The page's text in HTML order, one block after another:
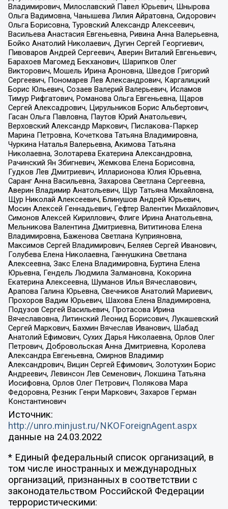
Владимирович, Милославский Павел Юрьевич, Шнырова
Ольга Вадимовна, Чанышева Лилия Айратовна, Сидорович
Ольга Борисовна, Туровский Александр Алексеевич,
Васильева Анастасия Евгеньевна, Ривина Анна Валерьевна,
Бойко Анатолий Николаевич, Дугин Сергей Георгиевич,
Пивоваров Андрей Сергеевич, Аверин Виталий Евгеньевич,
Барахоев Магомед Бекханович, Шарипков Олег
Викторович, Мошель Ирина Ароновна, Шведов Григорий
Сергеевич, Пономарев Лев Александрович, Каргалицкий
Борис Юльевич, Созаев Валерий Валерьевич, Исламов
Тимур Рифгатович, Романова Ольга Евгеньевна, Щаров
Сергей Алексадрович, Цирульников Борис Альбертович,
Гасан Ольга Павловна, Паутов Юрий Анатольевич,
Верховский Александр Маркович, Пислакова-Паркер
Марина Петровна, Кочеткова Татьяна Владимировна,
Чуркина Наталья Валерьевна, Акимова Татьяна
Николаевна, Золотарева Екатерина Александровна,
Рачинский Ян Збигневич, Жемкова Елена Борисовна,
Гудков Лев Дмитриевич, Илларионова Юлия Юрьевна,
Саранг Анна Васильевна, Захарова Светлана Сергеевна,
Аверин Владимир Анатольевич, Щур Татьяна Михайловна,
Щур Николай Алексеевич, Блинушов Андрей Юрьевич,
Мосин Алексей Геннадьевич, Гефтер Валентин Михайлович,
Симонов Алексей Кириллович, Флиге Ирина Анатольевна,
Мельникова Валентина Дмитриевна, Вититинова Елена
Владимировна, Баженова Светлана Куприяновна,
Максимов Сергей Владимирович, Беляев Сергей Иванович,
Голубева Елена Николаевна, Ганнушкина Светлана
Алексеевна, Закс Елена Владимировна, Буртина Елена
Юрьевна, Гендель Людмила Залмановна, Кокорина
Екатерина Алексеевна, Шуманов Илья Вячеславович,
Арапова Галина Юрьевна, Свечников Анатолий Мариевич,
Прохоров Вадим Юрьевич, Шахова Елена Владимировна,
Подузов Сергей Васильевич, Протасова Ирина
Вячеславовна, Литинский Леонид Борисович, Лукашевский
Сергей Маркович, Бахмин Вячеслав Иванович, Шабад
Анатолий Ефимович, Сухих Дарья Николаевна, Орлов Олег
Петрович, Добровольская Анна Дмитриевна, Королева
Александра Евгеньевна, Смирнов Владимир
Александрович, Вицин Сергей Ефимович, Золотухин Борис
Андреевич, Левинсон Лев Семенович, Локшина Татьяна
Иосифовна, Орлов Олег Петрович, Полякова Мара
Федоровна, Резник Генри Маркович, Захаров Герман
Константинович
Источник:
http://unro.minjust.ru/NKOForeignAgent.aspx
данные на 24.03.2022
* Единый федеральный список организаций, в
том числе иностранных и международных
организаций, признанных в соответствии с
законодательством Российской Федерации
террористическими: